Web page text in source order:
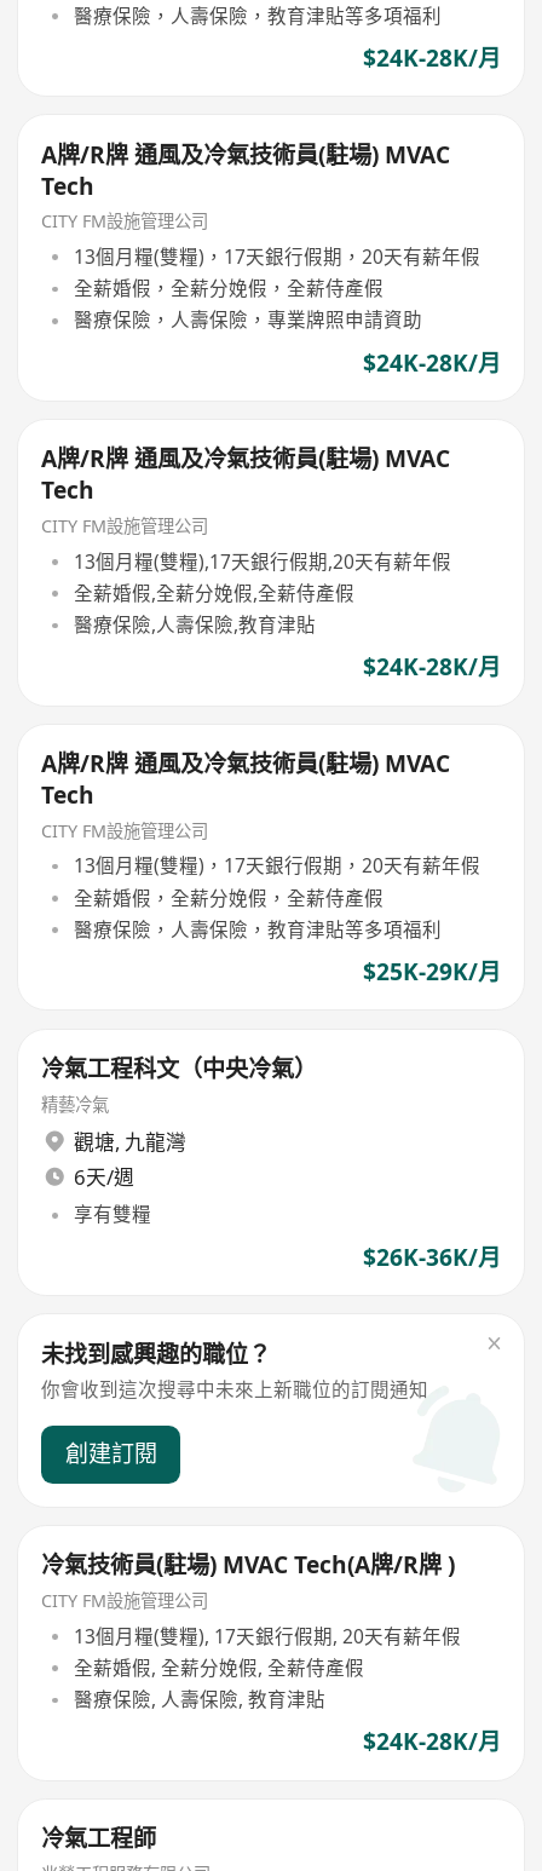
醫療保險，人壽保險，教育津貼等多項福利
$24K-28K/月
A牌/R牌 通風及冷氣技術員(駐場) MVAC
Tech
CITY FM設施管理公司
13個月糧(雙糧)，17天銀行假期，20天有薪年假
全薪婚假，全薪分娩假，全薪侍產假
醫療保險，人壽保險，專業牌照申請資助
$24K-28K/月
A牌/R牌 通風及冷氣技術員(駐場) MVAC
Tech
CITY FM設施管理公司
13個月糧(雙糧),17天銀行假期,20天有薪年假
全薪婚假,全薪分娩假,全薪侍產假
醫療保險,人壽保險,教育津貼
$24K-28K/月
A牌/R牌 通風及冷氣技術員(駐場) MVAC
Tech
CITY FM設施管理公司
13個月糧(雙糧)，17天銀行假期，20天有薪年假
全薪婚假，全薪分娩假，全薪侍產假
醫療保險，人壽保險，教育津貼等多項福利
$25K-29K/月
冷氣工程科文（中央冷氣）
精藝冷氣
觀塘, 九龍灣
6天/週
享有雙糧
$26K-36K/月
未找到感興趣的職位？
你會收到這次搜尋中未來上新職位的訂閱通知
創建訂閱
冷氣技術員(駐場) MVAC Tech(A牌/R牌 )
CITY FM設施管理公司
13個月糧(雙糧), 17天銀行假期, 20天有薪年假
全薪婚假, 全薪分娩假, 全薪侍產假
醫療保險, 人壽保險, 教育津貼
$24K-28K/月
冷氣工程師